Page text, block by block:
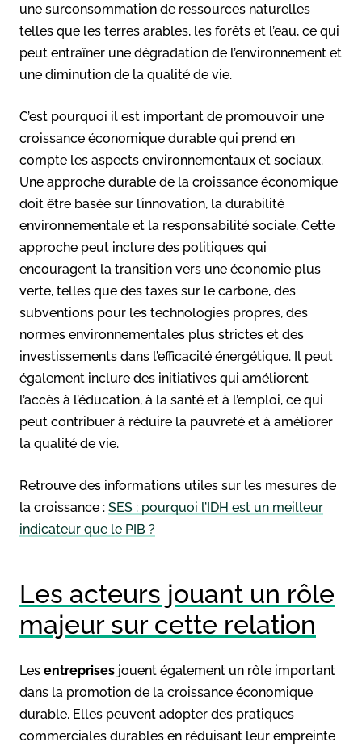
une surconsommation de ressources naturelles
telles que les terres arables, les forêts et l’eau, ce qui
peut entraîner une dégradation de l’environnement et
une diminution de la qualité de vie.
C’est pourquoi il est important de promouvoir une
croissance économique durable qui prend en
compte les aspects environnementaux et sociaux.
Une approche durable de la croissance économique
doit être basée sur l’innovation, la durabilité
environnementale et la responsabilité sociale. Cette
approche peut inclure des politiques qui
encouragent la transition vers une économie plus
verte, telles que des taxes sur le carbone, des
subventions pour les technologies propres, des
normes environnementales plus strictes et des
investissements dans l’efficacité énergétique. Il peut
également inclure des initiatives qui améliorent
l’accès à l’éducation, à la santé et à l’emploi, ce qui
peut contribuer à réduire la pauvreté et à améliorer
la qualité de vie.
Retrouve des informations utiles sur les mesures de
la croissance : SES : pourquoi l’IDH est un meilleur
indicateur que le PIB ?
Les acteurs jouant un rôle
majeur sur cette relation
Les entreprises jouent également un rôle important
dans la promotion de la croissance économique
durable. Elles peuvent adopter des pratiques
commerciales durables en réduisant leur empreinte